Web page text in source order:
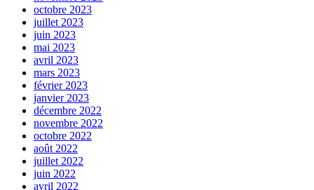
octobre 2023
juillet 2023
juin 2023
mai 2023
avril 2023
mars 2023
février 2023
janvier 2023
décembre 2022
novembre 2022
octobre 2022
août 2022
juillet 2022
juin 2022
avril 2022